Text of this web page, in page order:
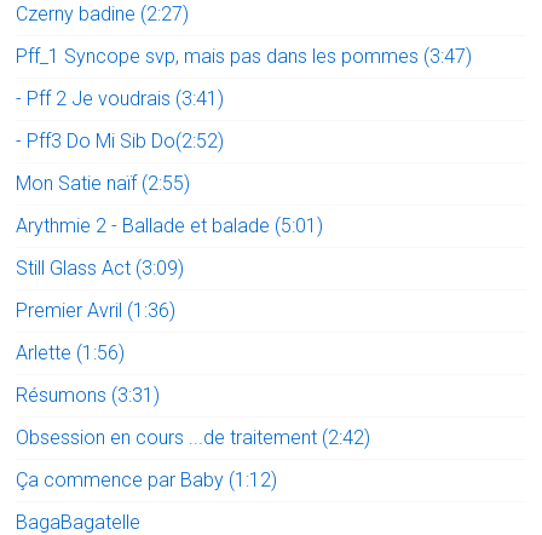
Czerny badine (2:27)
Pff_1 Syncope svp, mais pas dans les pommes (3:47)
- Pff 2 Je voudrais (3:41)
- Pff3 Do Mi Sib Do(2:52)
Mon Satie naïf (2:55)
Arythmie 2 - Ballade et balade (5:01)
Still Glass Act (3:09)
Premier Avril (1:36)
Arlette (1:56)
Résumons (3:31)
Obsession en cours ...de traitement (2:42)
Ça commence par Baby (1:12)
BagaBagatelle